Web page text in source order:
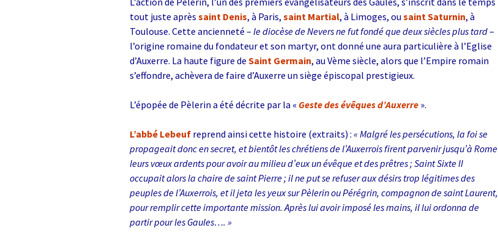
tout juste après saint Denis, à Paris, saint Martial, à Limoges, ou saint Saturnin, à
Toulouse. Cette ancienneté – le diocèse de Nevers ne fut fondé que deux siècles plus tard–
l’origine romaine du fondateur et son martyr, ont donné une aura particulière à l’Eglise
d’Auxerre. La haute figure de Saint Germain, au Vème siècle, alors que l’Empire romain
s’effondre, achèvera de faire d’Auxerre un siège épiscopal prestigieux.
L’épopée de Pèlerin a été décrite par la « Geste des évêques d’Auxerre ».
L’abbé Lebeuf reprend ainsi cette histoire (extraits) : « Malgré les persécutions, la foi se
propageait donc en secret, et bientôt les chrétiens de l’Auxerrois firent parvenir jusqu’à Rome
leurs vœux ardents pour avoir au milieu d’eux un évêque et des prêtres ; Saint Sixte II
occupait alors la chaire de saint Pierre ; il ne put se refuser aux désirs trop légitimes des
peuples de l’Auxerrois, et il jeta les yeux sur Pèlerin ou Pérégrin, compagnon de saint Laurent,
pour remplir cette importante mission. Après lui avoir imposé les mains, il lui ordonna de
partir pour les Gaules…. »